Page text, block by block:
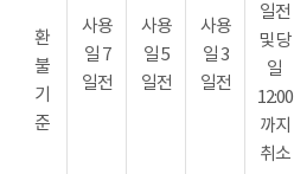
환
불
기
준
사용
일 7
일전
사용
일 5
일전
사용
일 3
일전
일전
및 당
일
12:00
까지
취소